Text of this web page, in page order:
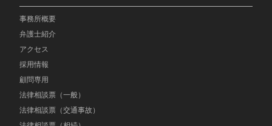
事務所概要
弁護士紹介
アクセス
採用情報
顧問専用
法律相談票（一般）
法律相談票（交通事故）